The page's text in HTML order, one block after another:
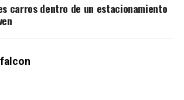
carros dentro de un estacionamiento